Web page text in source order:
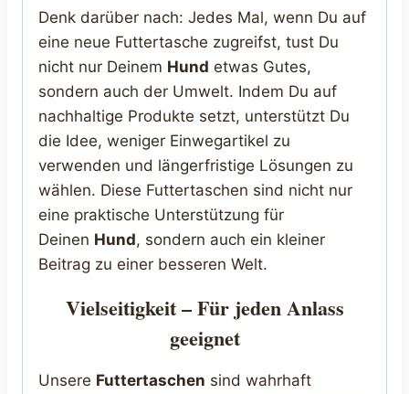
Denk darüber nach: Jedes Mal, wenn Du auf
eine neue Futtertasche zugreifst, tust Du
nicht nur Deinem Hund etwas Gutes,
sondern auch der Umwelt. Indem Du auf
nachhaltige Produkte setzt, unterstützt Du
die Idee, weniger Einwegartikel zu
verwenden und längerfristige Lösungen zu
wählen. Diese Futtertaschen sind nicht nur
eine praktische Unterstützung für
Deinen Hund, sondern auch ein kleiner
Beitrag zu einer besseren Welt.
Vielseitigkeit – Für jeden Anlass
geeignet
Unsere Futtertaschen sind wahrhaft